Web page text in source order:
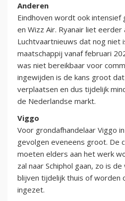
Anderen
Eindhoven wordt ook intensief
en Wizz Air. Ryanair liet eerder
Luchtvaartnieuws dat nog niet
maatschappij vanaf februari
was niet bereikbaar voor
ingewijden is de kans groot
verplaatsen en dus tijdelijk
de Nederlandse markt.
Viggo
Voor grondafhandelaar Viggo
gevolgen eveneens groot. De
moeten elders aan het werk
zal naar Schiphol gaan, zo is
blijven tijdelijk thuis of worden
ingezet.